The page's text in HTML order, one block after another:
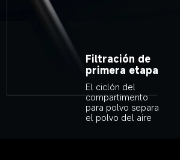
Filtración de
primera etapa
El ciclón del
compartimento
para polvo separa
el polvo del aire